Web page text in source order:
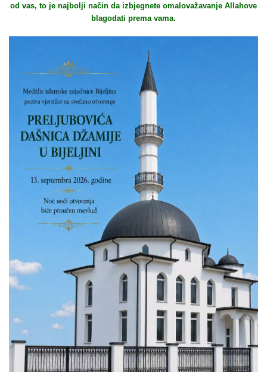
od vas, to je najbolji način da izbjegnete omalovažavanje Allahove
blagodati prema vama.